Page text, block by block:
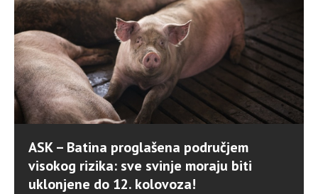
ASK – Batina proglašena područjem
visokog rizika: sve svinje moraju biti
uklonjene do 12. kolovoza!